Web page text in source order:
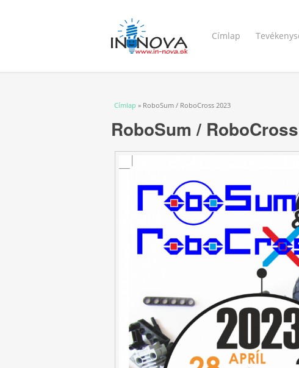
Címlap
Jelenlegi hely
Címlap » RoboSum / RoboCross 2023
RoboSum /